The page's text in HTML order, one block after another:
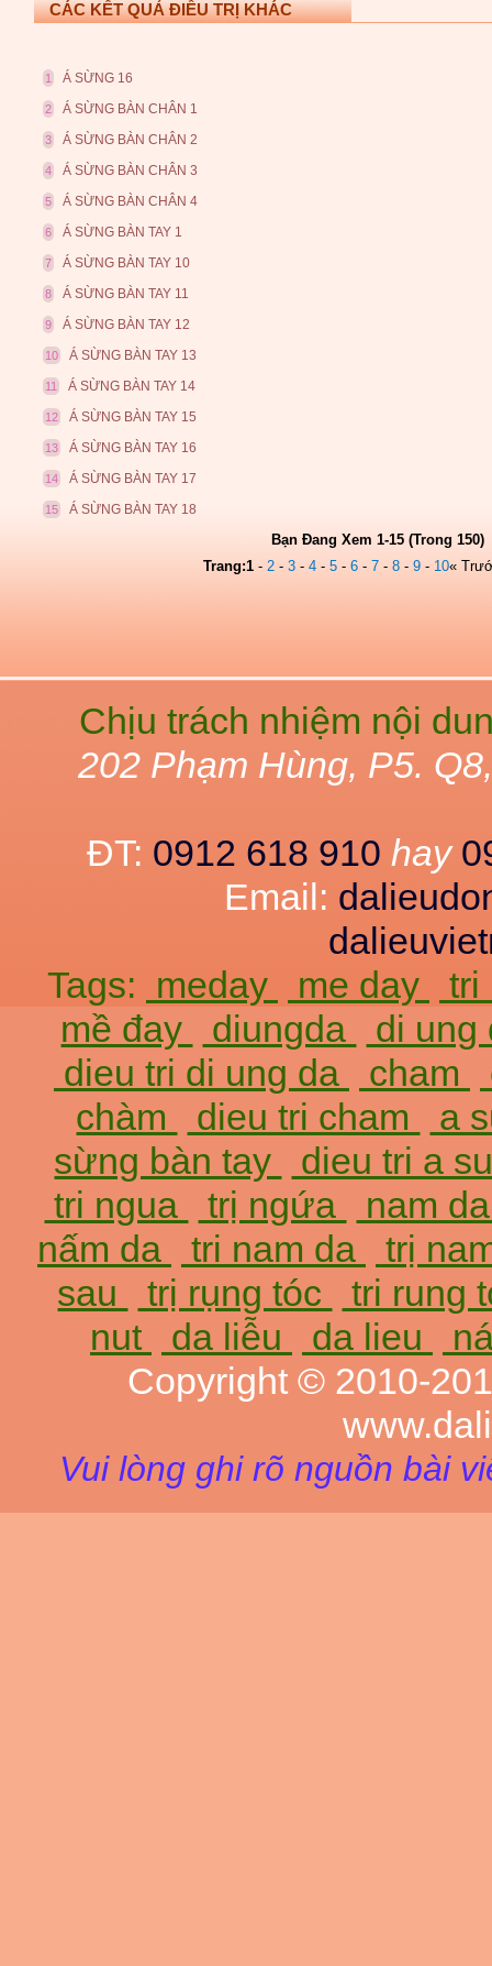
CÁC KẾT QUẢ ĐIỀU TRỊ KHÁC
1 Á SỪNG 16
2 Á SỪNG BÀN CHÂN 1
3 Á SỪNG BÀN CHÂN 2
4 Á SỪNG BÀN CHÂN 3
5 Á SỪNG BÀN CHÂN 4
6 Á SỪNG BÀN TAY 1
7 Á SỪNG BÀN TAY 10
8 Á SỪNG BÀN TAY 11
9 Á SỪNG BÀN TAY 12
10 Á SỪNG BÀN TAY 13
11 Á SỪNG BÀN TAY 14
12 Á SỪNG BÀN TAY 15
13 Á SỪNG BÀN TAY 16
14 Á SỪNG BÀN TAY 17
15 Á SỪNG BÀN TAY 18
Bạn Đang Xem 1-15 (Trong 150)
Trang:1 -2 -3 -4 -5 -6 -7 -8 -9 - 10«
Chịu trách nhiệm nội
202 Phạm Hùng, P5.
ĐT: 0912 618 910 hay
Email:
Tags: meday me day
tri
mề đay
diungda
di
dieu tri di ung da
cham
chàm
dieu tri cham
a
sừng bàn tay
dieu tri a
tri ngua
trị ngứa
nam
nấm da
tri nam da
trị
sau
trị rụng tóc
tri rung
nut
da liễu da lieu
Copyright © 2010-
Vui lòng ghi rõ nguồn bài